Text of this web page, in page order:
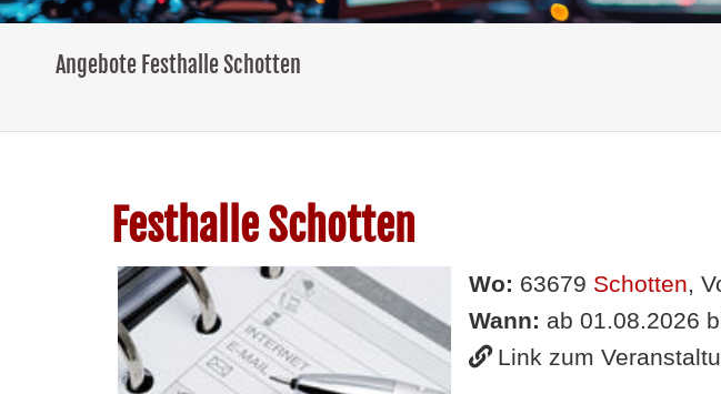
Angebote Festhalle Schotten
Festhalle Schotten
Wo: 63679 Schotten,
Wann: ab 01.08.2026
Link zum